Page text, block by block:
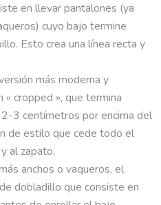
en llevar pantalones (ya
cuyo bajo termine
Esto crea una línea recta y
más moderna y
cropped », que termina
3 centímetros por encima del
de estilo que cede todo el
al zapato.
anchos o vaqueros, el
dobladillo que consiste en